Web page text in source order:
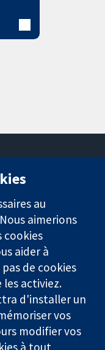
nous
Actualités
Service de
presse
Qui sommes-
nous
Offres
d'emploi
Library
au
aimerions
cookies
aider à
de cookies
les activiez.
d'installer un
vos
modifier vos
à tout